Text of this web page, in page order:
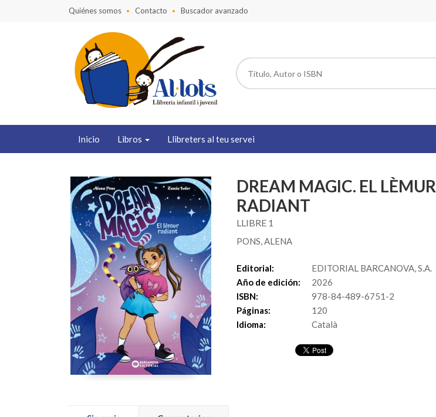
Quiénes somos Contacto Buscador avanzado
Inicio Libros Llibreters al teu servei
DREAM MAGIC. EL LÈMUR
RADIANT
LLIBRE 1
PONS, ALENA
Editorial:
EDITORIAL BARCANOVA, S.A.
Año de edición:
2026
ISBN:
978-84-489-6751-2
Páginas:
120
Idioma:
Català